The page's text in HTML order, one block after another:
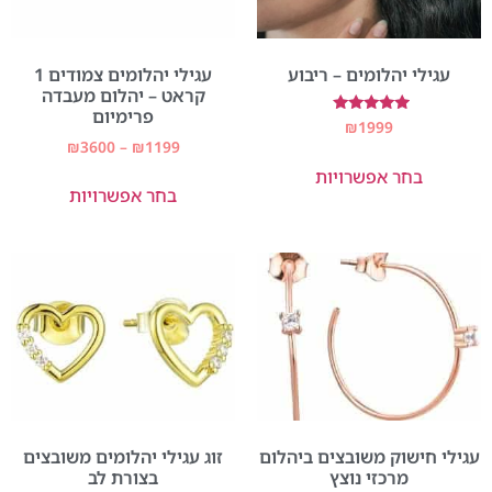
עגילי יהלומים – ריבוע
דורג
5.00
₪1999
בחר אפשרויות
עגילי יהלומים צמודים 1
קראט – יהלום מעבדה
פרימיום
₪1199
–
₪3600
בחר אפשרויות
עגילי חישוק משובצים ביהלום
מרכזי נוצץ
זוג עגילי יהלומים משובצים
בצורת לב